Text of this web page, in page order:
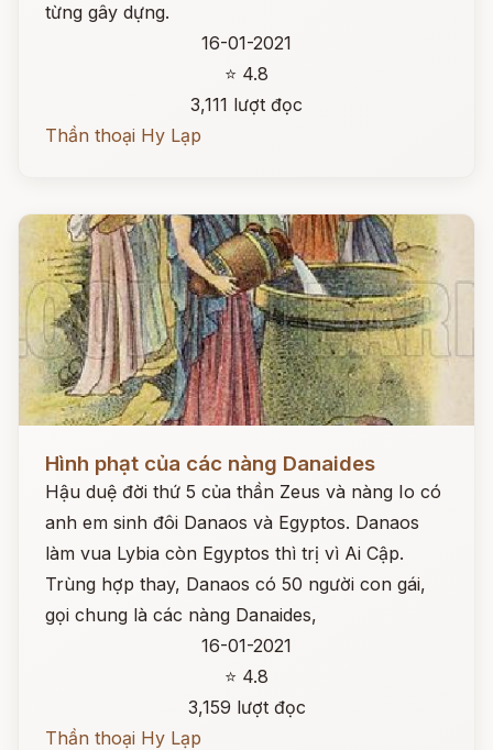
từng gây dựng.
16-01-2021
⭐ 4.8
3,111 lượt đọc
Thần thoại Hy Lạp
Hình phạt của các nàng Danaides
Hậu duệ đời thứ 5 của thần Zeus và nàng Io có
anh em sinh đôi Danaos và Egyptos. Danaos
làm vua Lybia còn Egyptos thì trị vì Ai Cập.
Trùng hợp thay, Danaos có 50 người con gái,
gọi chung là các nàng Danaides,
16-01-2021
⭐ 4.8
3,159 lượt đọc
Thần thoại Hy Lạp